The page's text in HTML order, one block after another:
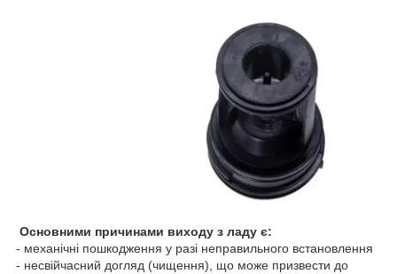
Основними причинами виходу з ладу є:
- механічні пошкодження у разі неправильного встановлення
- несвійчасний догляд (чищення), що може призвести до